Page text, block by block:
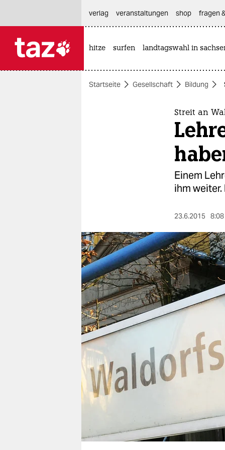
themen
nord
wahrheit
verlag
verlag
veranstaltungen
shop
fragen & hilfe
unterstützen
genossenschaft
verlag
veranstaltungen shop fragen
hitze surfen landtagswahl in
Startseite Gesellschaft Bildung
Streit an
Einem
ihm
23.6.2015